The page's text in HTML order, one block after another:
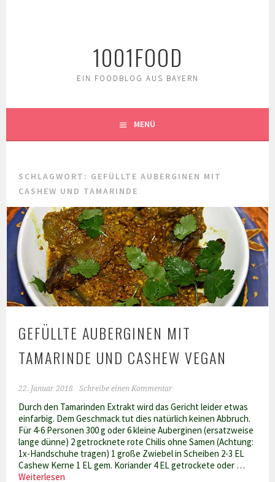
1001FOOD
EIN FOODBLOG AUS BAYERN
MENÜ
SCHLAGWORT: GEFÜLLTE AUBERGINEN MIT
CASHEW UND TAMARINDE
GEFÜLLTE AUBERGINEN MIT
TAMARINDE UND CASHEW VEGAN
22. Januar 2018 Schreibe einen Kommentar
Durch den Tamarinden Extrakt wird das Gericht leider etwas
einfarbig. Dem Geschmack tut dies natürlich keinen Abbruch.
Für 4-6 Personen 300 g oder 6 kleine Auberginen (ersatzweise
lange dünne) 2 getrocknete rote Chilis ohne Samen (Achtung:
1x-Handschuhe tragen) 1 große Zwiebel in Scheiben 2-3 EL
Cashew Kerne 1 EL gem. Koriander 4 EL getrockete oder …
Weiterlesen